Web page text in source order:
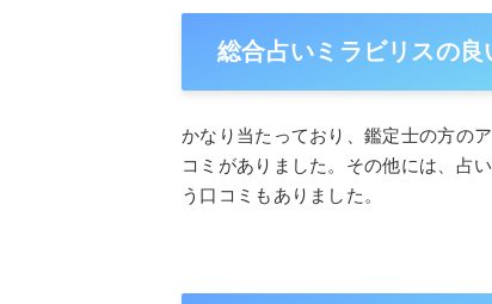
総合占いミラビリスの良
かなり当たっており、鑑定士の方の
コミがありました。その他には、占
う口コミもありました。